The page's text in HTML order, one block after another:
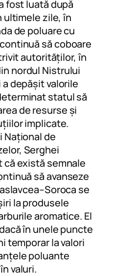
fost luată după
ultimele zile, în
de poluare cu
să coboare
autorităților, în
nordul Nistrului
depășit valorile
statul să
de resurse și
implicate.
Național de
Serghei
că există semnale
să avanseze
se
la produsele
aromatice. El
în unele puncte
temporar la valori
poluante
valuri.